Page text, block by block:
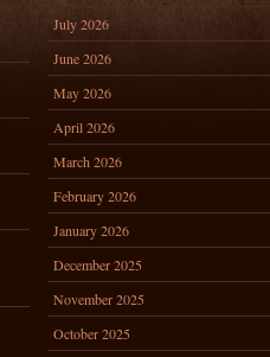
July 2026
June 2026
May 2026
April 2026
March 2026
February 2026
January 2026
December 2025
November 2025
October 2025